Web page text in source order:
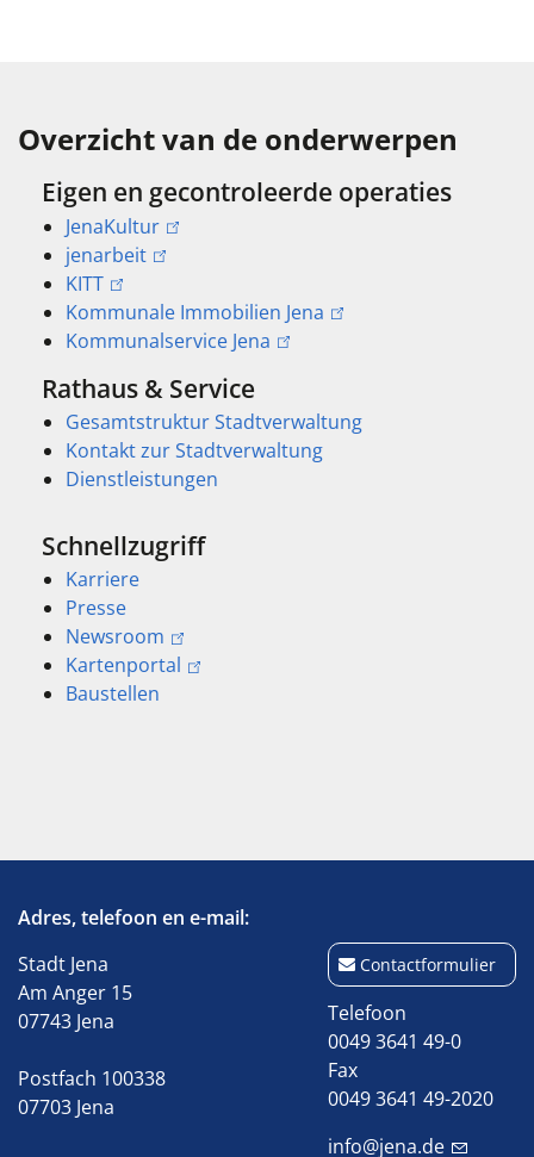
Overzicht van de onderwerpen
Eigen en gecontroleerde operaties
JenaKultur
jenarbeit
KITT
Kommunale Immobilien Jena
Kommunalservice Jena
Rathaus & Service
Gesamtstruktur Stadtverwaltung
Kontakt zur Stadtverwaltung
Dienstleistungen
Schnellzugriff
Karriere
Presse
Newsroom
Kartenportal
Baustellen
Adres, telefoon en e-mail:
Stadt Jena
Am Anger 15
07743 Jena
Postfach 100338
07703 Jena
Contactformulier
Telefoon
0049 3641 49-0
Fax
0049 3641 49-2020
info@jena.de